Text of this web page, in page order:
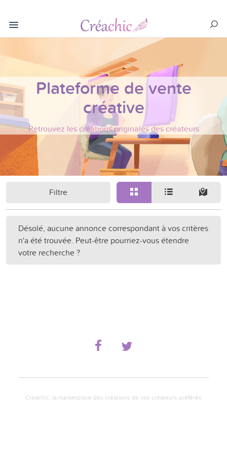
Plateforme de vente
créative
Retrouvez les créations originales des créateurs
Filtre
Désolé, aucune annonce correspondant à vos critères
n'a été trouvée. Peut-être pourriez-vous étendre
votre recherche ?
Creachic, la marketplace des créations de vos créateurs préférés